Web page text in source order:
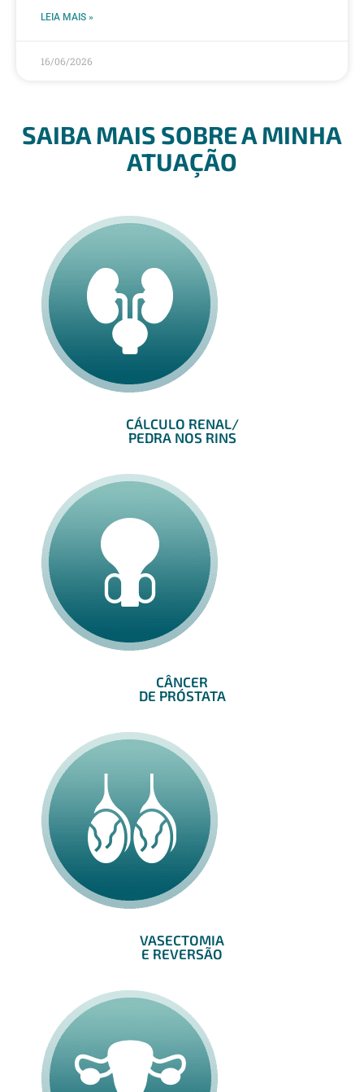
LEIA MAIS »
16/06/2026
SAIBA MAIS SOBRE A MINHA
ATUAÇÃO
CÁLCULO RENAL/
PEDRA NOS RINS
CÂNCER
DE PRÓSTATA
VASECTOMIA
E REVERSÃO